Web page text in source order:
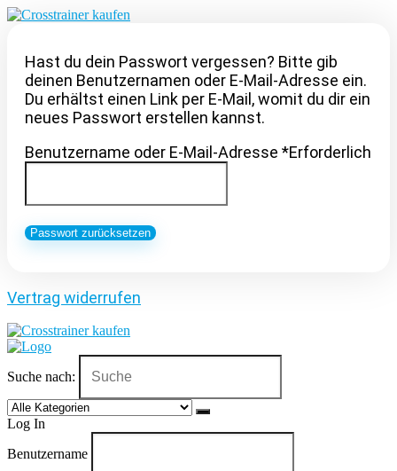
Hast du dein Passwort vergessen? Bitte gib
deinen Benutzernamen oder E-Mail-Adresse ein.
Du erhältst einen Link per E-Mail, womit du dir ein
neues Passwort erstellen kannst.
Benutzername oder E-Mail-Adresse *Erforderlich
Passwort zurücksetzen
Vertrag widerrufen
Suche nach:
Log In
Benutzername